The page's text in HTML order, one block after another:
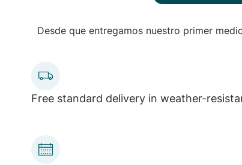
Desde que entregamos nuestro primer
Free standard delivery in weather-